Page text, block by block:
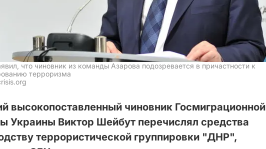
что чиновник из команды Азарова подозревается в причастности к
терроризма
высокопоставленный чиновник Госмиграционной
Украины Виктор Шейбут перечислял средства
террористической группировки "ДНР",